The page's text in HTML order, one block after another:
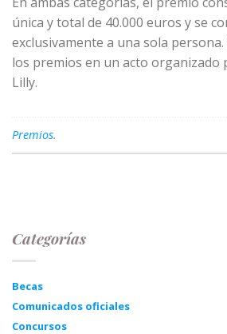
única y total de 40.000 euros y se
exclusivamente a una sola
los premios en un acto organizado
Lilly.
Premios.
Categorías
Becas
Comunicados oficiales
Concursos